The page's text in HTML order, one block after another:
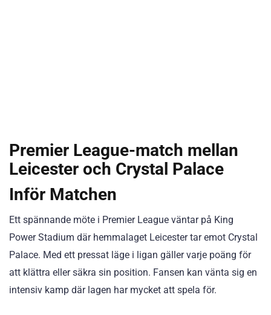
Premier League-match mellan
Leicester och Crystal Palace
Inför Matchen
Ett spännande möte i Premier League väntar på King
Power Stadium där hemmalaget Leicester tar emot Crystal
Palace. Med ett pressat läge i ligan gäller varje poäng för
att klättra eller säkra sin position. Fansen kan vänta sig en
intensiv kamp där lagen har mycket att spela för.